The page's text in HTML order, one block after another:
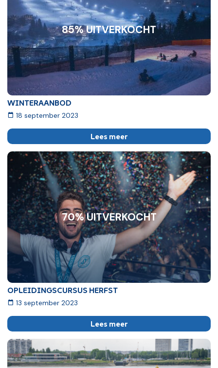
WINTERAANBOD
18 september 2023
Lees meer
85% UITVERKOCHT
OPLEIDINGSCURSUS HERFST
13 september 2023
Lees meer
70% UITVERKOCHT